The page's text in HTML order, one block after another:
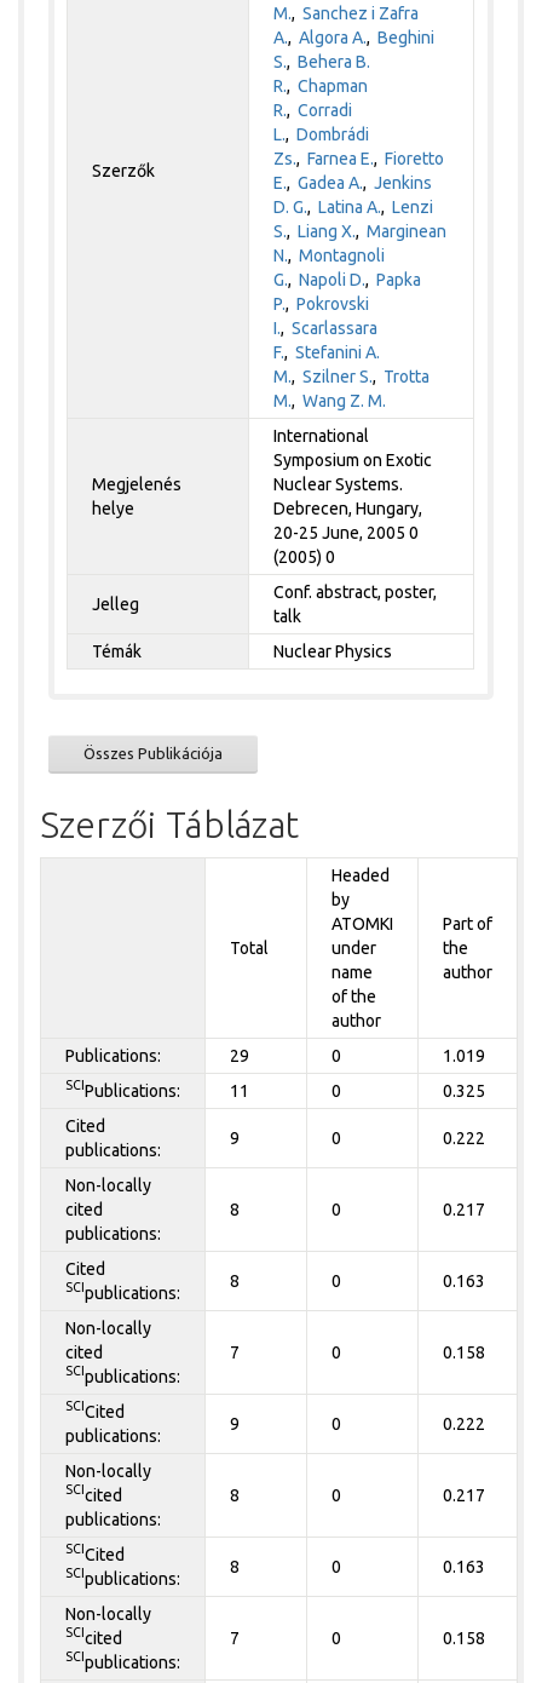
Szerzők
M.,Sanchez i Zafra
A.,Algora A.,Beghini
S.,Behera B.
R.,Chapman
R.,Corradi
L.,Dombrádi
Zs.,Farnea E.,Fioretto
E.,Gadea A.,Jenkins
D. G.,Latina A.,Lenzi
S.,Liang X.,Marginean
N.,Montagnoli
G.,Napoli D.,Papka
P.,Pokrovski
I.,Scarlassara
F.,Stefanini A.
M.,Szilner S., Trotta
M.,Wang Z. M.
Megjelenés
helye
International
Symposium on Exotic
Nuclear Systems.
Debrecen, Hungary,
20-25 June, 2005 0
(2005) 0
Jelleg
Conf. abstract, poster,
talk
Témák
Nuclear Physics
Összes Publikációja
Szerzői Táblázat
Total
Headed
by
ATOMKI
under
name
of the
author
Part of
the
author
Publications: 29 0 1.019
SCI Publications: 11 0 0.325
Cited
publications:
9 0 0.222
Non-locally
cited
publications:
8 0 0.217
Cited
SCI publications:
8 0 0.163
Non-locally
cited
SCI publications:
7 0 0.158
SCI Cited
publications:
9 0 0.222
Non-locally
SCI cited
publications:
8 0 0.217
SCI Cited
SCI publications:
8 0 0.163
Non-locally
SCI cited
SCI publications:
7 0 0.158